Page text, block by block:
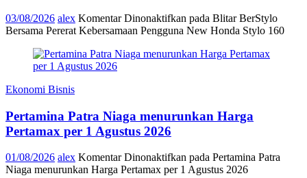
03/08/2026 alex Komentar Dinonaktifkan pada Blitar BerStylo
Bersama Pererat Kebersamaan Pengguna New Honda Stylo 160
Ekonomi Bisnis
Pertamina Patra Niaga menurunkan Harga
Pertamax per 1 Agustus 2026
01/08/2026 alex Komentar Dinonaktifkan pada Pertamina Patra
Niaga menurunkan Harga Pertamax per 1 Agustus 2026